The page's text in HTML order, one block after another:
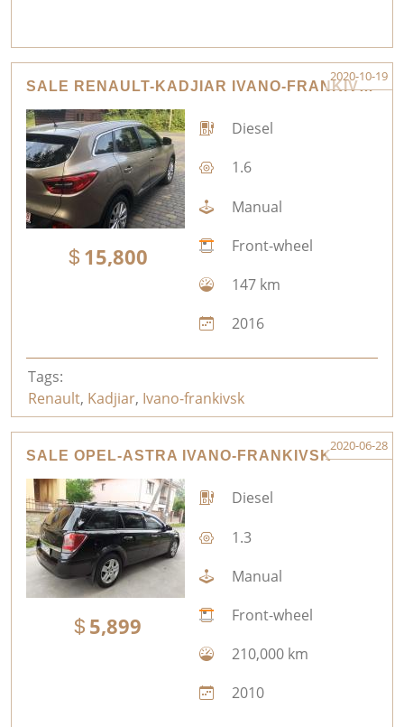
SALE RENAULT-KADJIAR IVANO-FRANKIVSK
2020-10-19
15,800
Diesel
1.6
Manual
Front-wheel
147 km
2016
Tags:
Renault, Kadjiar, Ivano-frankivsk
SALE OPEL-ASTRA IVANO-FRANKIVSK
2020-06-28
5,899
Diesel
1.3
Manual
Front-wheel
210,000 km
2010